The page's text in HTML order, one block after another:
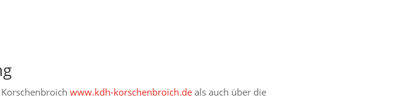
www.kdh-korschenbroich.de als auch über die